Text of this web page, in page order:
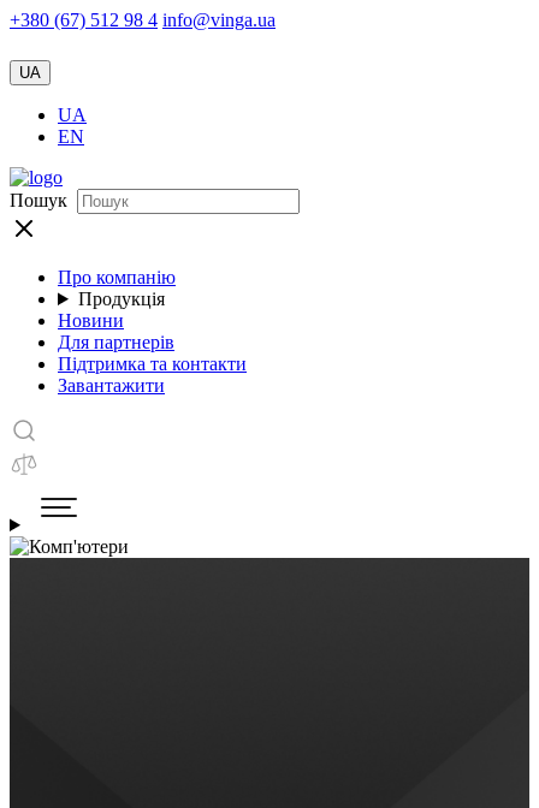
+380 (67) 512 98 4 info@vinga.ua
UA
UA
EN
Пошук
Про компанію
Продукція
Новини
Для партнерів
Підтримка та контакти
Завантажити